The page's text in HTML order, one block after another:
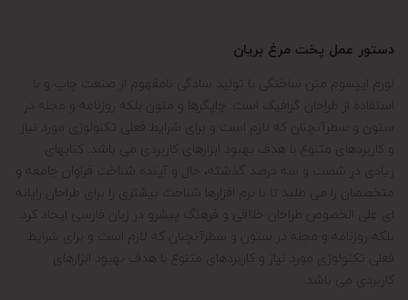
دستور عمل پخت مرغ بریان
لورم ایپسوم متن ساختگی با تولید سادگی نامفهوم از صنعت چاپ و با
استفاده از طراحان گرافیک است. چاپگرها و متون بلکه روزنامه و مجله در
ستون و سطرآنچنان که لازم است و برای شرایط فعلی تکنولوژی مورد نیاز
و کاربردهای متنوع با هدف بهبود ابزارهای کاربردی می باشد. کتابهای
زیادی در شصت و سه درصد گذشته، حال و آینده شناخت فراوان جامعه و
متخصصان را می طلبد تا با نرم افزارها شناخت بیشتری را برای طراحان رایانه
ای علی الخصوص طراحان خلاقی و فرهنگ پیشرو در زبان فارسی ایجاد کرد.
بلکه روزنامه و مجله در ستون و سطرآنچنان که لازم است و برای شرایط
فعلی تکنولوژی مورد نیاز و کاربردهای متنوع با هدف بهبود ابزارهای
کاربردی می باشد.